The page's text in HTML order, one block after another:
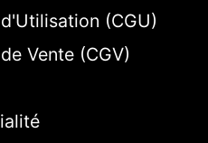
(CGU)
Vente (CGV)